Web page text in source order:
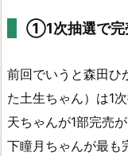
①1次抽選で完
前回でいうと森田ひ
た土生ちゃん）は1
天ちゃんが1部完売
下瞳月ちゃんが最も